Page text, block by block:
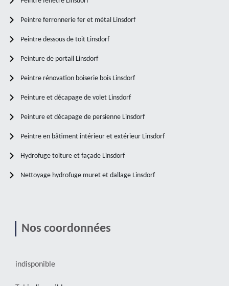
Peintre ferronnerie fer et métal Linsdorf
Peintre dessous de toit Linsdorf
Peinture de portail Linsdorf
Peintre rénovation boiserie bois Linsdorf
Peinture et décapage de volet Linsdorf
Peinture et décapage de persienne Linsdorf
Peintre en bâtiment intérieur et extérieur Linsdorf
Hydrofuge toiture et façade Linsdorf
Nettoyage hydrofuge muret et dallage Linsdorf
Nos coordonnées
indisponible